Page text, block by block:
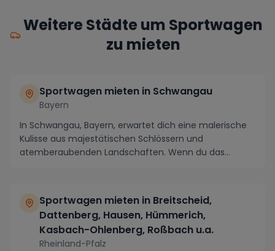
Weitere Städte um Sportwagen
zu mieten
Sportwagen mieten in Schwangau
Bayern
In Schwangau, Bayern, erwartet dich eine malerische
Kulisse aus majestätischen Schlössern und
atemberaubenden Landschaften. Wenn du das
Sportwagen mieten in Breitscheid,
Dattenberg, Hausen, Hümmerich,
Kasbach-Ohlenberg, Roßbach u.a.
Rheinland-Pfalz